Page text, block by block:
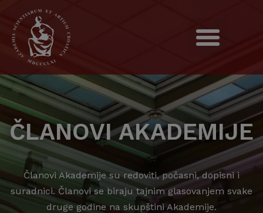
ČLANOVI AKADEMIJE
Članovi Akademije su redoviti, počasni, dopisni i
suradnici. Članovi se biraju tajnim glasovanjem svake
druge godine na skupštini Akademije.